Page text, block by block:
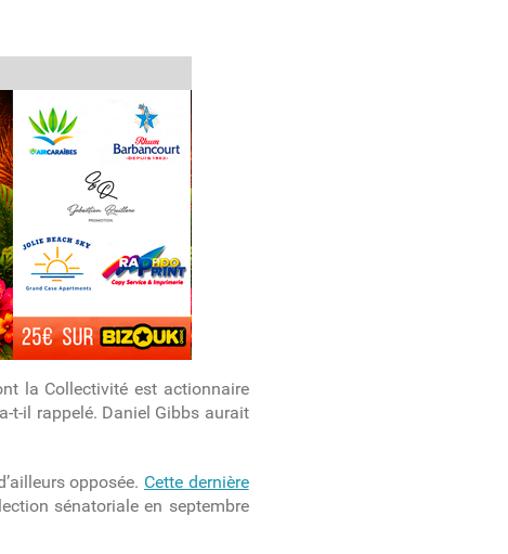
la Collectivité est actionnaire
t-il rappelé. Daniel Gibbs aurait
opposée. Cette dernière
sénatoriale en septembre